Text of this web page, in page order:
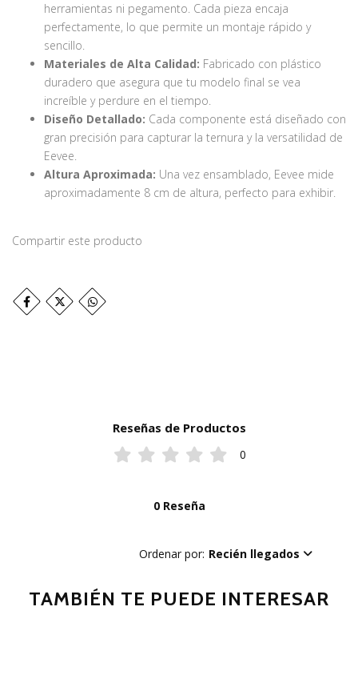
herramientas ni pegamento. Cada pieza encaja
perfectamente, lo que permite un montaje rápido y
sencillo.
Materiales de Alta Calidad: Fabricado con plástico
duradero que asegura que tu modelo final se vea
increíble y perdure en el tiempo.
Diseño Detallado: Cada componente está diseñado con
gran precisión para capturar la ternura y la versatilidad de
Eevee.
Altura Aproximada: Una vez ensamblado, Eevee mide
aproximadamente 8 cm de altura, perfecto para exhibir.
Compartir este producto
Reseñas de Productos
0
0 Reseña
Ordenar por: Recién llegados
TAMBIÉN TE PUEDE INTERESAR